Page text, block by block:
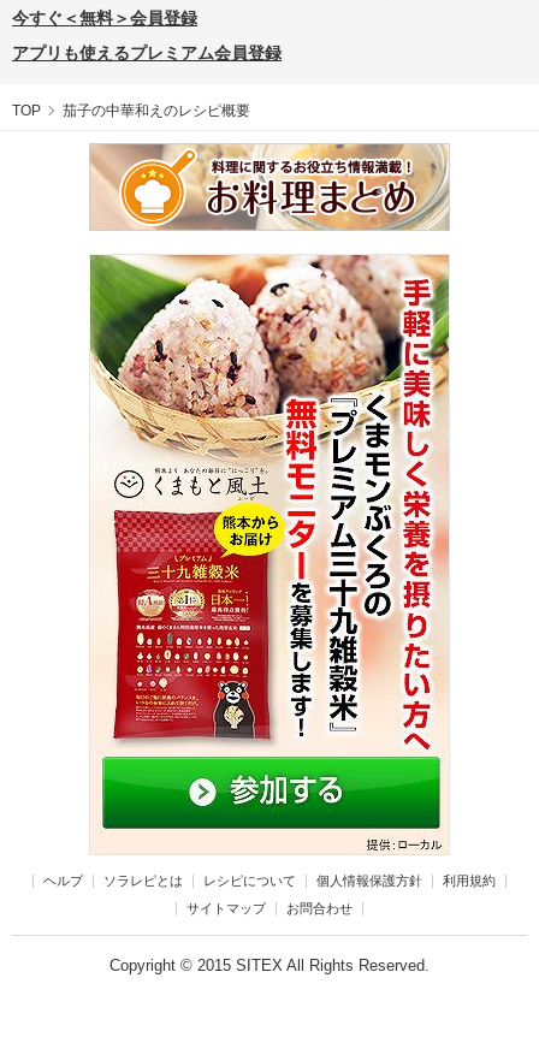
今すぐ＜無料＞会員登録
アプリも使えるプレミアム会員登録
TOP 茄子の中華和えのレシピ概要
ヘルプ ソラレピとは レシピについて 個人情報保護方針
利用規約
サイトマップ
お問合わせ
Copyright © 2015 SITEX All Rights Reserved.